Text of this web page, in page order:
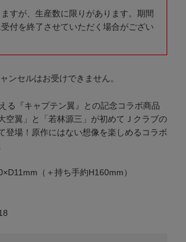
すが、生産数に限りがあります。期間
付を終了させていただく場合がござい
ンセルはお受けできません。
る『キャプテン翼』との記念コラボ商品
空翼」と「若林源三」が初めてＪクラブの
登場！原作にはない想像を楽しめるコラボ
（＋持ち手約H160mm）